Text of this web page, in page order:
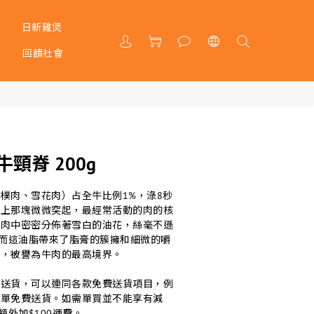
日新雞煲
回饋社會
頸脊 200g
肉、雪花肉）占全牛比例1%，淥8秒
那塊微微突起，最經常活動的肉的核
中密密分佈著雪白的油花，絲毫不遜
這油脂帶來了脂膏的簇擁和細微的嚼
被譽為牛肉的最高境界。
貨，可以連同各款免費送貨項目，例
免費送貨。如需單買並不能享有減